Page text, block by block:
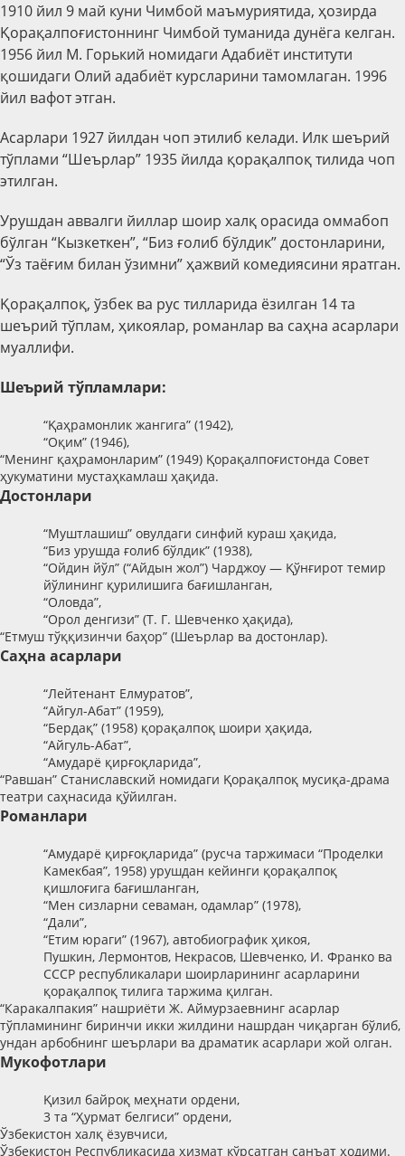
1910 йил 9 май куни Чимбой маъмуриятида, ҳозирда
Қорақалпоғистоннинг Чимбой туманида дунёга келган.
1956 йил М. Горький номидаги Адабиёт институти
қошидаги Олий адабиёт курсларини тамомлаган. 1996
йил вафот этган.
Асарлари 1927 йилдан чоп этилиб келади. Илк шеърий
тўплами “Шеърлар” 1935 йилда қорақалпоқ тилида чоп
этилган.
Урушдан аввалги йиллар шоир халқ орасида оммабоп
бўлган “Кызкеткен”, “Биз ғолиб бўлдик” достонларини,
“Ўз таёғим билан ўзимни” ҳажвий комедиясини яратган.
Қорақалпоқ, ўзбек ва рус тилларида ёзилган 14 та
шеърий тўплам, ҳикоялар, романлар ва саҳна асарлари
муаллифи.
Шеърий тўпламлари:
“Қаҳрамонлик жангига” (1942),
“Оқим” (1946),
“Менинг қаҳрамонларим” (1949) Қорақалпоғистонда Совет
ҳукуматини мустаҳкамлаш ҳақида.
Достонлари
“Муштлашиш” овулдаги синфий кураш ҳақида,
“Биз урушда ғолиб бўлдик” (1938),
“Ойдин йўл” (“Айдын жол”) Чарджоу — Қўнғирот темир
йўлининг қурилишига бағишланган,
“Оловда”,
“Орол денгизи” (Т. Г. Шевченко ҳақида),
“Етмуш тўққизинчи баҳор” (Шеърлар ва достонлар).
Саҳна асарлари
“Лейтенант Елмуратов”,
“Айгул-Абат” (1959),
“Бердақ” (1958) қорақалпоқ шоири ҳақида,
“Айгуль-Абат”,
“Амударё қирғоқларида”,
“Равшан” Станиславский номидаги Қорақалпоқ мусиқа-драма
театри саҳнасида қўйилган.
Романлари
“Амударё қирғоқларида” (русча таржимаси “Проделки
Камекбая”, 1958) урушдан кейинги қорақалпоқ
қишлоғига бағишланган,
“Мен сизларни севаман, одамлар” (1978),
“Дали”,
“Етим юраги” (1967), автобиографик ҳикоя,
Пушкин, Лермонтов, Некрасов, Шевченко, И. Франко ва
СССР республикалари шоирларининг асарларини
қорақалпоқ тилига таржима қилган.
“Каракалпакия” нашриёти Ж. Аймурзаевнинг асарлар
тўпламининг биринчи икки жилдини нашрдан чиқарган бўлиб,
ундан арбобнинг шеърлари ва драматик асарлари жой олган.
Мукофотлари
Қизил байроқ меҳнати ордени,
3 та “Ҳурмат белгиси” ордени,
Ўзбекистон халқ ёзувчиси,
Ўзбекистон Республикасида ҳизмат кўрсатган санъат ҳодими.